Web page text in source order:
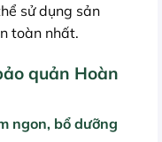
sử dụng sản
toàn nhất.
quản Hoàn
ngon, bổ dưỡng